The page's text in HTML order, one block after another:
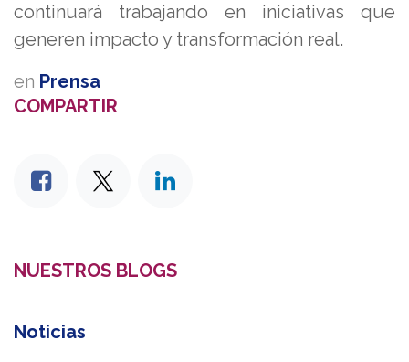
continuará trabajando en iniciativas que
generen impacto y transformación real.
en Prensa
COMPARTIR
NUESTROS BLOGS
Noticias